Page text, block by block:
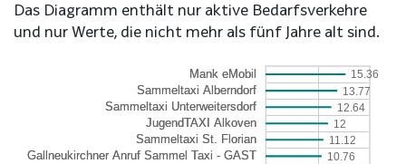
Das Diagramm enthält nur aktive Bedarfsverkehre
und nur Werte, die nicht mehr als fünf Jahre alt sind.
15.36
13.77
12.64
12
11.12
10.76